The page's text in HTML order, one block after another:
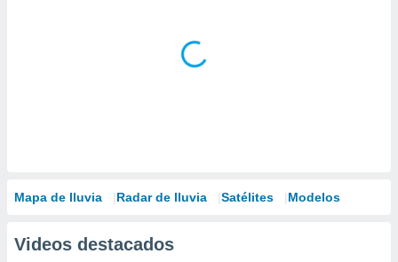
Mapa de lluvia Radar de lluvia Satélites Modelos
Videos destacados